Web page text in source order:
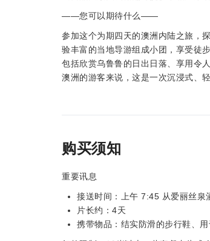
——您可以期待什么——
参加这个为期四天的澳洲内陆之旅，
验丰富的当地导游组成小团，享受徒
包括欣赏乌鲁鲁的日出日落、享用令
澳洲的游客来说，这是一次沉浸式、
购买须知
重要讯息
接送时间：上午 7:45 从爱丽丝泉
片长约：4天
携带物品：结实防滑的步行鞋、